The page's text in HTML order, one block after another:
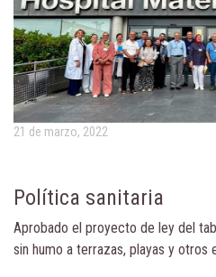
21 de marzo, 2022
Política sanitaria
Aprobado el proyecto de ley del
sin humo a terrazas, playas y otros